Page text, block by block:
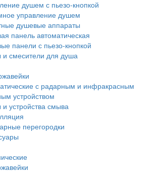
душем с пьезо-кнопкой
управление душем
душевые аппараты
панель автоматическая
панели с пьезо-кнопкой
и смесители для душа
с радарным и инфракрасным
устройством
устройства смыва
перегородки